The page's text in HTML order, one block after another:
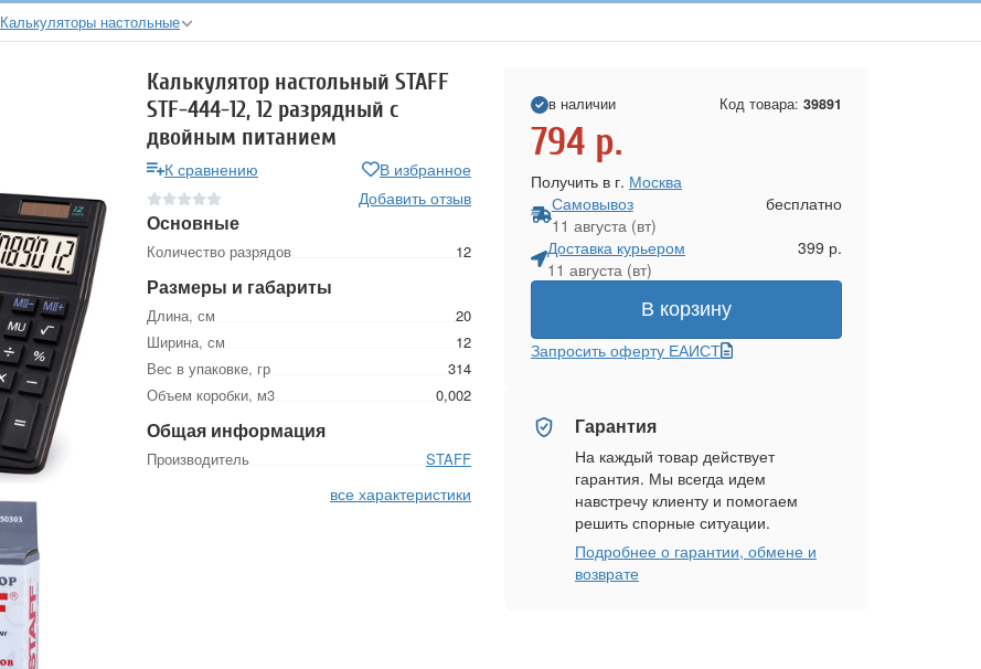
Калькуляторы настольные
Калькулятор настольный STAFF
STF-444-12, 12 разрядный с
двойным питанием
К сравнению
В избранное
Добавить отзыв
Основные
Количество разрядов 12
Размеры и габариты
Длина, см
20
Ширина, см
12
Вес в упаковке, гр
314
Объем коробки, м3
0,002
Общая информация
Производитель STAFF
все характеристики
в наличии Код товара: 39891
794 р.
Получить в г. Москва
Самовывоз
11 августа (вт)
бесплатно
Доставка курьером
11 августа (вт)
399 р.
В корзину
Запросить оферту ЕАИСТ
Гарантия
На каждый товар действует
гарантия. Мы всегда идем
навстречу клиенту и помогаем
решить спорные ситуации.
Подробнее о гарантии, обмене и
возврате